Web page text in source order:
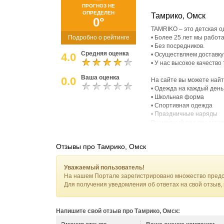
ПРОГНОЗ НЕ
ОПРЕДЕЛЕН
0°
Подробно о рейтинге
4.0 Средняя оценка
0.0 Ваша оценка
Тамрико, Омск
TAMRIKO – это детская
• Более 25 лет мы
• Без посредников.
• Осуществляем
• У нас высокое
На сайте вы можете
• Одежда на каждый день
• Школьная форма
• Спортивная одежда
• Праздничные наряды
все интересующие
На сайте широкий
новорожденных,
Мы знаем, как важно
реализации трикотаж
Отзывы про Тамрико, Омск
Уважаемый пользователь!
На нашем Портале зарегистрировано множество
Для получения уведомления об ответах на свой
Напишите свой отзыв про Тамрико, Омск: